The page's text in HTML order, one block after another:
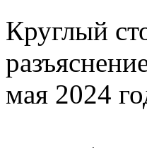
Круглый
мая 2024